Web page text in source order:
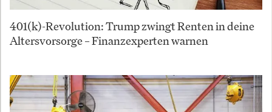
401(k)-Revolution: Trump zwingt Renten in deine
Altersvorsorge – Finanzexperten warnen